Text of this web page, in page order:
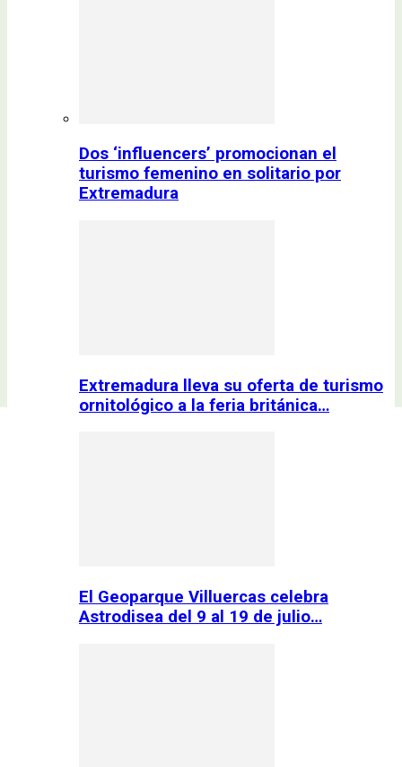
Dos ‘influencers’ promocionan el
turismo femenino en solitario por
Extremadura
Extremadura lleva su oferta de turismo
ornitológico a la feria británica…
El Geoparque Villuercas celebra
Astrodisea del 9 al 19 de julio…